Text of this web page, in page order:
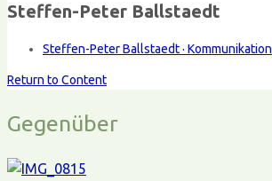
Steffen-Peter Ballstaedt
Steffen-Peter Ballstaedt · Kommunikation
Return to Content
Gegenüber